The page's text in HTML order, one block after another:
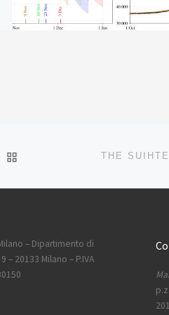
BACK TO POST LIST
– Dipartimento di
– 20133 Milano – P.IVA